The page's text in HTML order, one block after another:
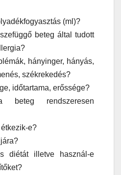
(ml)?
beteg által tudott
hányinger, hányás,
székrekedés?
időtartama, erőssége?
beteg rendszeresen
e?
diétát illetve használ-e